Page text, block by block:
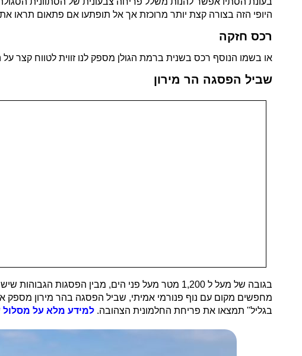
היופי הזה בצורה קצת יותר מרוכזת אך אל תופתעו אם פתאום תראו
רכס חזקה
או בשמו הנוסף רכס בשנית ברמת הגולן מספק לנו זווית לטווח קצר על
שביל הפסגה הר מירון
בגובה של מעל ל 1,200 מטר מעל פני הים, מבין
מחפשים מקום עם נוף פנורמי אמיתי, שביל הפסגה בהר מירון מספק
בגליל" תמצאו את פריחת החלמונית הצהובה. למידע מלא על מסלול